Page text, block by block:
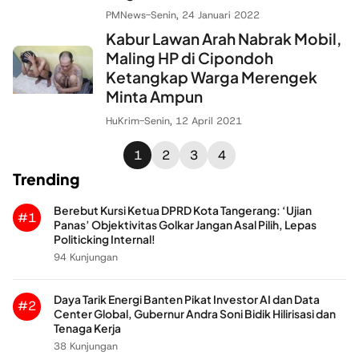
PMNews-Senin, 24 Januari 2022
Kabur Lawan Arah Nabrak Mobil,
Maling HP di Cipondoh
Ketangkap Warga Merengek
Minta Ampun
HuKrim-Senin, 12 April 2021
1 2 3 4
Trending
#1
Berebut Kursi Ketua DPRD Kota Tangerang: ‘Ujian
Panas’ Objektivitas Golkar Jangan Asal Pilih, Lepas
Politicking Internal!
94 Kunjungan
#2
Daya Tarik Energi Banten Pikat Investor AI dan Data
Center Global, Gubernur Andra Soni Bidik Hilirisasi dan
Tenaga Kerja
38 Kunjungan